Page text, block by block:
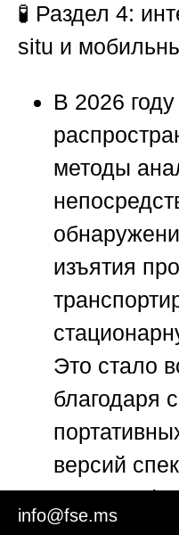
🧪 Раздел 4:
situ и
В 2026
методы
изъятия
Это стало
благодаря
версий
info@fse.ms